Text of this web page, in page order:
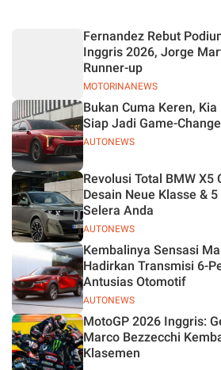
MOTORINANEWS
Fernandez Rebut
Inggris 2026, Jorge
Runner-up
AUTONEWS
Bukan Cuma Keren,
Siap Jadi Game-
AUTONEWS
Revolusi Total BMW X5
Desain Neue Klasse &
Selera Anda
AUTONEWS
Kembalinya Sensasi
Hadirkan Transmisi 6-
Antusias Otomotif
MotoGP 2026 Inggris:
Marco Bezzecchi
Klasemen